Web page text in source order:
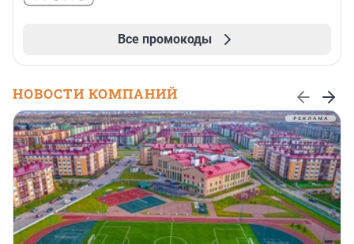
Все промокоды
НОВОСТИ КОМПАНИЙ